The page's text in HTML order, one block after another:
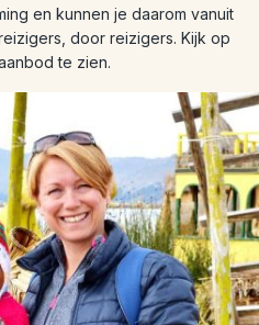
en kunnen je daarom vanuit
door reizigers. Kijk op
te zien.